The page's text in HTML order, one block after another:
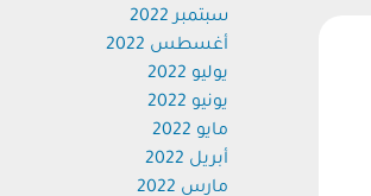
سبتمبر 2022
أغسطس 2022
يوليو 2022
يونيو 2022
مايو 2022
أبريل 2022
مارس 2022